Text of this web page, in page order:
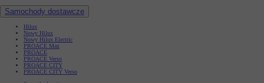
Samochody dostawcze
Hilux
Nowy Hilux
Nowy Hilux Electric
PROACE Max
PROACE
PROACE Verso
PROACE CITY
PROACE CITY Verso